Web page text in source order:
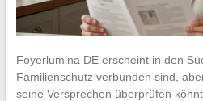
Foyerlumina DE erscheint in den
Familienschutz verbunden sind,
seine Versprechen überprüfen